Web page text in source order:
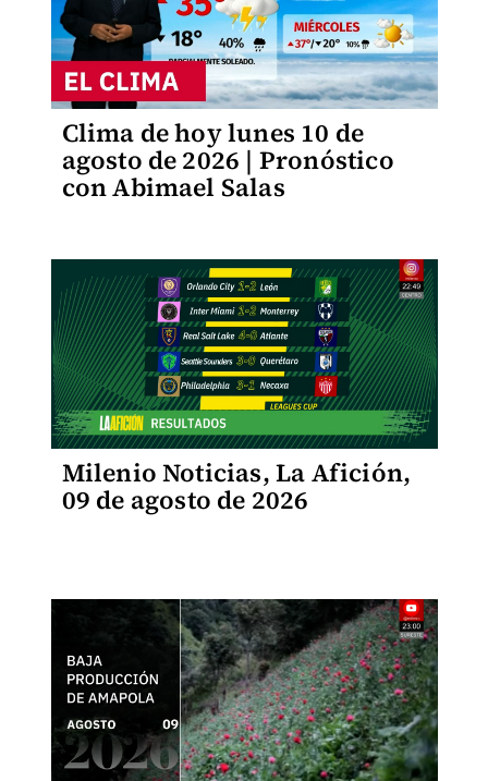
Clima de hoy lunes 10 de
agosto de 2026 | Pronóstico
con Abimael Salas
Milenio Noticias, La Afición,
09 de agosto de 2026